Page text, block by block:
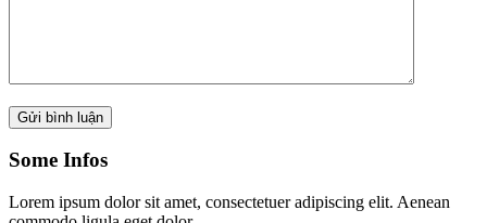
Some Infos
Lorem ipsum dolor sit amet, consectetuer adipiscing elit. Aenean